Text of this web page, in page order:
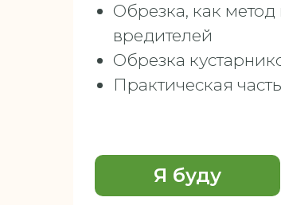
Я буду
Обрезка, как
вредителей
Обрезка
Практическая